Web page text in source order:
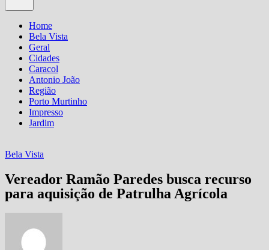
Home
Bela Vista
Geral
Cidades
Caracol
Antonio João
Região
Porto Murtinho
Impresso
Jardim
Bela Vista
Vereador Ramão Paredes busca recurso
para aquisição de Patrulha Agrícola